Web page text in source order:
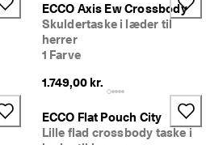
ECCO Axis Ew Crossbody
Skuldertaske i læder til
herrer
1 Farve
1.749,00 kr.
ECCO Flat Pouch City
Lille flad crossbody taske i